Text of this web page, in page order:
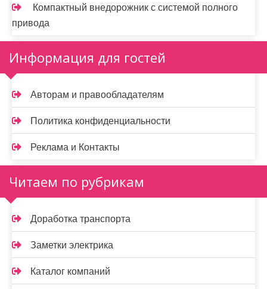
Компактный внедорожник с системой полного
привода
Информация для гостей
Авторам и правообладателям
Политика конфиденциальности
Реклама и Контакты
Читаем по рубрикам
Доработка транспорта
Заметки электрика
Каталог компаний